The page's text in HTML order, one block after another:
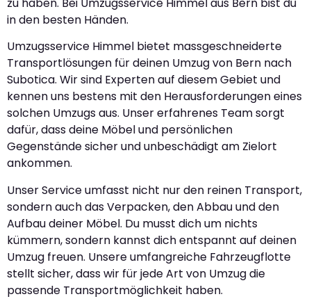
in den besten Händen.
Umzugsservice Himmel bietet massgeschneiderte
Transportlösungen für deinen Umzug von Bern nach
Subotica. Wir sind Experten auf diesem Gebiet und
kennen uns bestens mit den Herausforderungen eines
solchen Umzugs aus. Unser erfahrenes Team sorgt
dafür, dass deine Möbel und persönlichen
Gegenstände sicher und unbeschädigt am Zielort
ankommen.
Unser Service umfasst nicht nur den reinen Transport,
sondern auch das Verpacken, den Abbau und den
Aufbau deiner Möbel. Du musst dich um nichts
kümmern, sondern kannst dich entspannt auf deinen
Umzug freuen. Unsere umfangreiche Fahrzeugflotte
stellt sicher, dass wir für jede Art von Umzug die
passende Transportmöglichkeit haben.